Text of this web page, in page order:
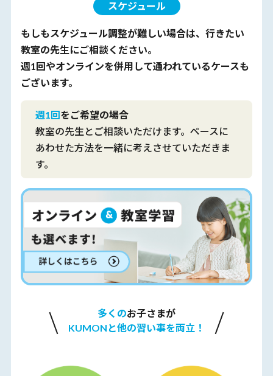
スケジュール
もしもスケジュール調整が難しい場合は、行きたい
教室の先生にご相談ください。
週1回やオンラインを併用して通われているケースも
ございます。
週1回 をご希望の場合
教室の先生とご相談いただけます。ペースに
あわせた方法を一緒に考えさせていただきま
す。
多くのお子さまが
KUMONと他の習い事を両立！